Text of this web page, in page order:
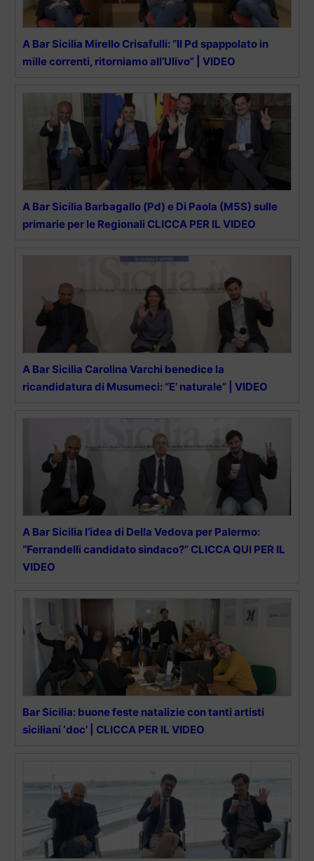
A Bar Sicilia Mirello Crisafulli: “Il Pd spappolato in
mille correnti, ritorniamo all’Ulivo” | VIDEO
A Bar Sicilia Barbagallo (Pd) e Di Paola (M5S) sulle
primarie per le Regionali CLICCA PER IL VIDEO
A Bar Sicilia Carolina Varchi benedice la
ricandidatura di Musumeci: “E’ naturale” | VIDEO
A Bar Sicilia l’idea di Della Vedova per Palermo:
“Ferrandelli candidato sindaco?” CLICCA QUI PER IL
VIDEO
Bar Sicilia: buone feste natalizie con tanti artisti
siciliani ‘doc’ | CLICCA PER IL VIDEO